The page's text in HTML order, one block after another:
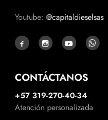
Youtube: @capitaldieselsas
CONTÁCTANOS
+57 319-270-40-34
Atención personalizada